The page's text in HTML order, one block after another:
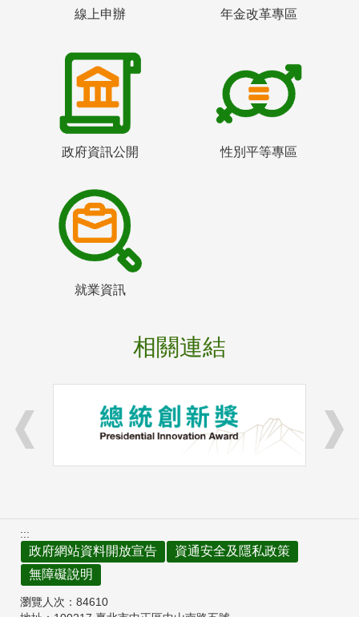
線上申辦 年金改革專區
政府資訊公開 性別平等專區
就業資訊
相關連結
:::
政府網站資料開放宣告
資通安全及隱私政策
無障礙說明
瀏覽人次： 84610